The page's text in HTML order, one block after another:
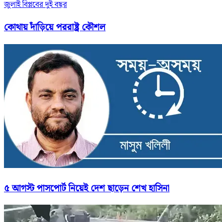
জুলাই বিপ্লবের দুই বছর
কোথায় দাঁড়িয়ে পররাষ্ট্র কৌশল
৫ আগস্ট পাসপোর্ট নিয়েই দেশ ছাড়েন শেখ হাসিনা